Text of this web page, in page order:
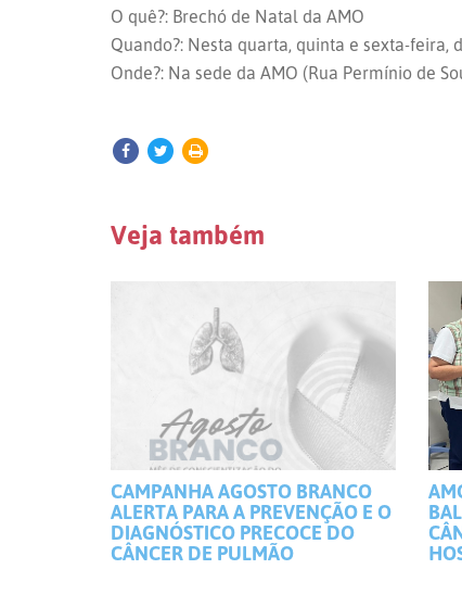
O quê?: Brechó de Natal da AMO
Quando?: Nesta quarta, quinta e sexta-feira,
Onde?: Na sede da AMO (Rua Permínio de
Veja também
CAMPANHA AGOSTO BRANCO
ALERTA PARA A PREVENÇÃO E O
DIAGNÓSTICO PRECOCE DO
CÂNCER DE PULMÃO